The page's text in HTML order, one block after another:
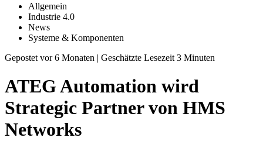
Allgemein
Industrie 4.0
News
Systeme & Komponenten
Gepostet vor 6 Monaten | Geschätzte Lesezeit 3 Minuten
ATEG Automation wird
Strategic Partner von HMS
Networks